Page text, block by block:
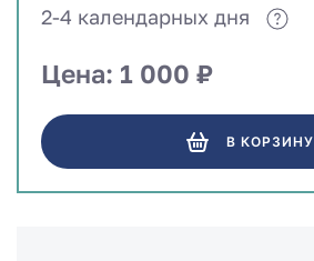
2-4 календарных дня
Цена: 1 000 ₽
В КОРЗИНУ